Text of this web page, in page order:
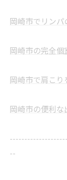
岡崎市でリン
岡崎市の完全個
岡崎市で肩こり
岡崎市の便利な
--